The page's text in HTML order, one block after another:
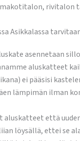
rivitalon
Asikkalassa
asennetaan
aluskatteet
ei pääsisi
lämpimän ilman
aluskatteet että
löysällä, ettei se